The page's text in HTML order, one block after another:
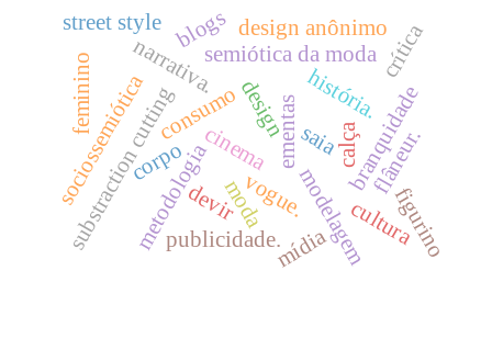
ementas
moda
história.
consumo
cinema
narrativa.
saiacalça
semiótica da moda
sociossemiótica
publicidade.
substraction cutting modelagem
metodologia
design
corpo branquidade
feminino
vogue.
mídia
blogs
street style
flâneur.
cultura
devir figurino
design anônimocrítica